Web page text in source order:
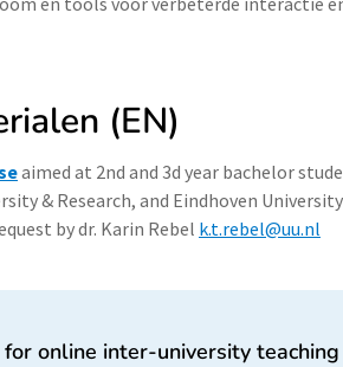
(EN)
aimed at 2nd and 3d year bachelor
& Research, and Eindhoven
by dr. Karin Rebel k.t.rebel@uu.nl
online inter-university teaching